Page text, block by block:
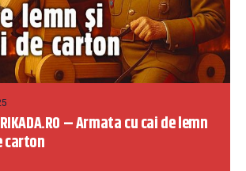
– Armata cu cai de lemn
carton